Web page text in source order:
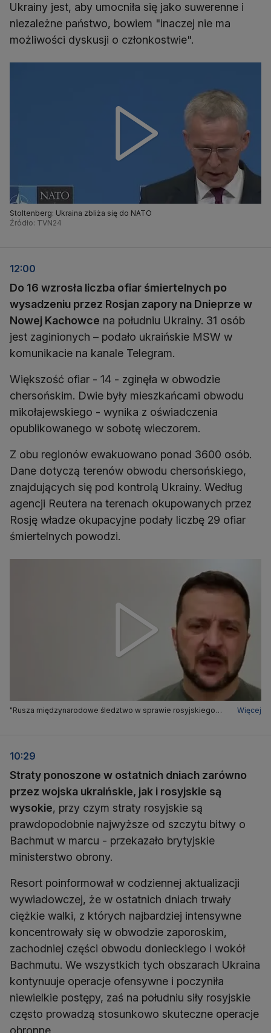
Ukrainy jest, aby umocniła się jako suwerenne i
niezależne państwo, bowiem "inaczej nie ma
możliwości dyskusji o członkostwie".
Stoltenberg: Ukraina zbliża się do NATO
Źródło: TVN24
12:00
Do 16 wzrosła liczba ofiar śmiertelnych po
wysadzeniu przez Rosjan zapory na Dnieprze w
Nowej Kachowce na południu Ukrainy. 31 osób
jest zaginionych – podało ukraińskie MSW w
komunikacie na kanale Telegram.
Większość ofiar - 14 - zginęła w obwodzie
chersońskim. Dwie były mieszkańcami obwodu
mikołajewskiego - wynika z oświadczenia
opublikowanego w sobotę wieczorem.
Z obu regionów ewakuowano ponad 3600 osób.
Dane dotyczą terenów obwodu chersońskiego,
znajdujących się pod kontrolą Ukrainy. Według
agencji Reutera na terenach okupowanych przez
Rosję władze okupacyjne podały liczbę 29 ofiar
śmiertelnych powodzi.
"Rusza międzynarodowe śledztwo w sprawie rosyjskiego
Więcej
10:29
Straty ponoszone w ostatnich dniach zarówno
przez wojska ukraińskie, jak i rosyjskie są
wysokie, przy czym straty rosyjskie są
prawdopodobnie najwyższe od szczytu bitwy o
Bachmut w marcu - przekazało brytyjskie
ministerstwo obrony.
Resort poinformował w codziennej aktualizacji
wywiadowczej, że w ostatnich dniach trwały
ciężkie walki, z których najbardziej intensywne
koncentrowały się w obwodzie zaporoskim,
zachodniej części obwodu donieckiego i wokół
Bachmutu. We wszystkich tych obszarach Ukraina
kontynuuje operacje ofensywne i poczyniła
niewielkie postępy, zaś na południu siły rosyjskie
często prowadzą stosunkowo skuteczne operacje
obronne.